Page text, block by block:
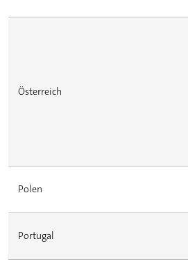
Österreich
Polen
Portugal